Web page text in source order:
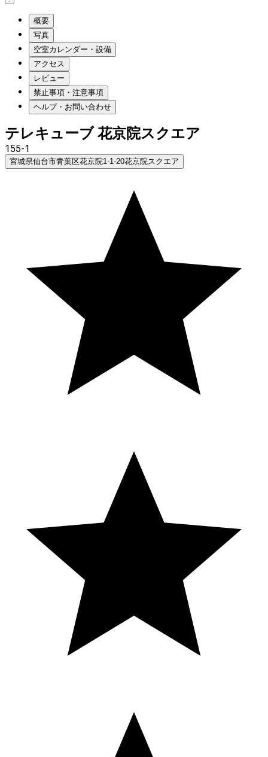
概要
写真
空室カレンダー・設備
アクセス
レビュー
禁止事項・注意事項
ヘルプ・お問い合わせ
テレキューブ 花京院スクエア
155-1
宮城県仙台市青葉区花京院1-1-20花京院スクエア